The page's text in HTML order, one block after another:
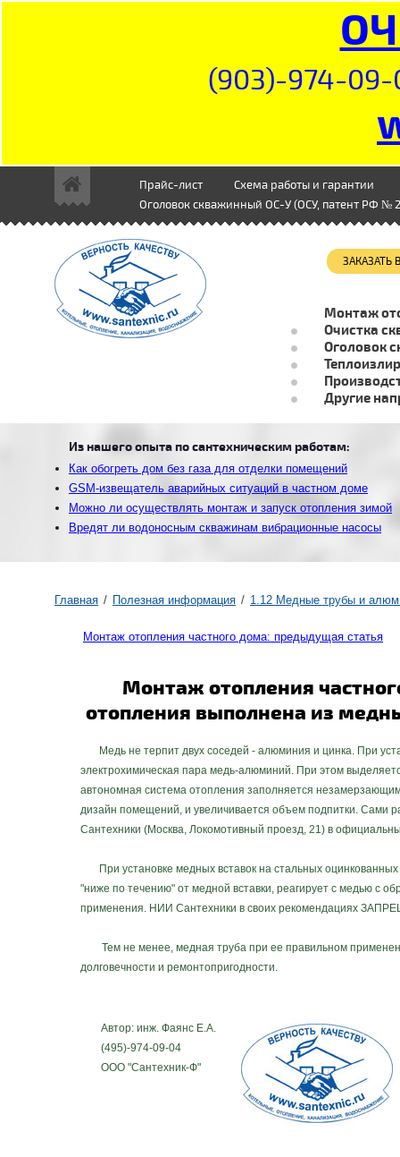
(903)-974-09-
Главная Полезная информация 1.12 Медные трубы и
Монтаж отопления частного дома: предыдущая статья
Монтаж отопления
отопления выполнена из
Медь не терпит двух соседей - алюминия и цинка. При
электрохимическая пара медь-алюминий. При этом
автономная система отопления заполняется
дизайн помещений, и увеличивается объем подпитки. Сами
Сантехники (Москва, Локомотивный проезд, 21) в
При установке медных вставок на стальных
"ниже по течению" от медной вставки, реагирует с медью с
применения. НИИ Сантехники в своих рекомендациях
Тем не менее, медная труба при ее правильном
долговечности и ремонтопригодности.
Автор: инж. Фаянс Е.А.
(495)-974-09-04
ООО "Сантехник-Ф"
Прайс-лист
Схема работы и гарантии
Оголовок скважинный ОС-У (ОСУ, патент РФ №
Монтаж
Очистка
Оголовок
Другие
Из нашего опыта по сантехническим работам:
Как обогреть дом без газа для отделки помещений
GSM-извещатель аварийных ситуаций в частном доме
Можно ли осуществлять монтаж и запуск отопления зимой
Вредят ли водоносным скважинам вибрационные насосы